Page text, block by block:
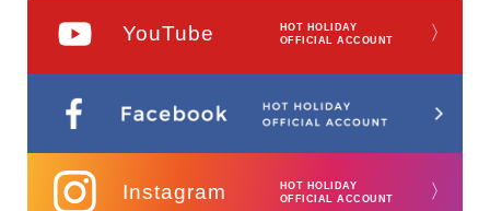
YouTube
HOT HOLIDAY
OFFICIAL ACCOUNT
〉
Instagram
HOT HOLIDAY
OFFICIAL ACCOUNT
〉